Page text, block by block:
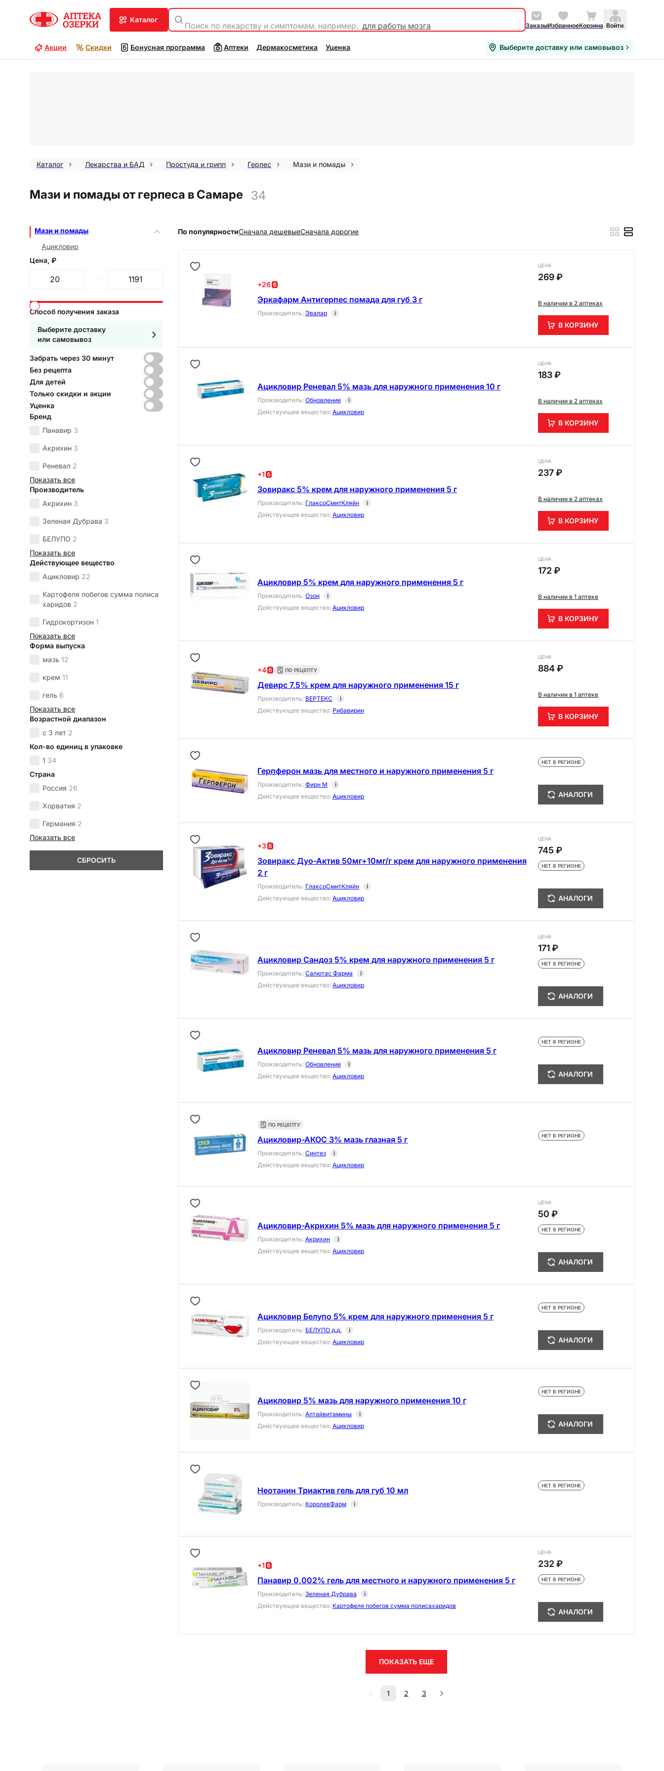
каталог
Поиск по лекарству и симптомам, например, для работы мозга ЗаказыИзбранноеКорзина Войти
Акции Скидки Бонусная программа Аптеки Дермакосметика Уценка Выберите доставку или самовывоз
Каталог Лекарства и БАД Простуда и грипп Герпес Мази и помады
Мази и помады от герпеса в Самаре 34
Мази и помады
Ацикловир
Цена, ₽
Способ получения заказа
Выберите доставку
или самовывоз
Забрать через 30 минут
Без рецепта
Для детей
Только скидки и акции
Уценка
Бренд
Панавир 3
Акрихин 3
Реневал 2
Показать все
Производитель
Акрихин 3
Зеленая Дубрава 3
БЕЛУПО 2
Показать все
Действующее вещество
Ацикловир 22
Картофеля побегов сумма полиса
харидов 2
Гидрокортизон 1
Показать все
Форма выпуска
мазь 12
крем 11
гель 6
Показать все
Возрастной диапазон
с 3 лет 2
Кол-во единиц в упаковке
1 34
Страна
Россия 26
Хорватия 2
Германия 2
Показать все
СБРОСИТЬ
По популярностиCначала дешевыеCначала дорогие
+26
Эркафарм Антигерпес помада для губ 3 г
Производитель: Эвалар i
ЦЕНА
269 ₽
В наличии в 2 аптеках
В КОРЗИНУ
Ацикловир Реневал 5% мазь для наружного применения 10 г
Производитель: Обновление
i
Действующее вещество: Ацикловир
ЦЕНА
183 ₽
В наличии в 2 аптеках
В КОРЗИНУ
+1
Зовиракс 5% крем для наружного применения 5 г
Производитель: ГлаксоСмитКляйн
i
Действующее вещество: Ацикловир
ЦЕНА
237 ₽
В наличии в 2 аптеках
В КОРЗИНУ
Ацикловир 5% крем для наружного применения 5 г
Производитель: Озон
i
Действующее вещество: Ацикловир
ЦЕНА
172 ₽
В наличии в 1 аптеке
В КОРЗИНУ
+4 ПО РЕЦЕПТУ
Девирс 7,5% крем для наружного применения 15 г
Производитель: ВЕРТЕКС
i
Действующее вещество: Рибавирин
ЦЕНА
884 ₽
В наличии в 1 аптеке
В КОРЗИНУ
Герпферон мазь для местного и наружного применения 5 г
Производитель: Фирн М
i
Действующее вещество: Ацикловир
НЕТ В РЕГИОНЕ
АНАЛОГИ
+3
Зовиракс Дуо-Актив 50мг+10мг/г крем для наружного применения
2 г
Производитель: ГлаксоСмитКляйн
i
Действующее вещество: Ацикловир
ЦЕНА
745 ₽
НЕТ В РЕГИОНЕ
АНАЛОГИ
Ацикловир Сандоз 5% крем для наружного применения 5 г
Производитель: Салютас Фарма
i
Действующее вещество: Ацикловир
ЦЕНА
171 ₽
НЕТ В РЕГИОНЕ
АНАЛОГИ
Ацикловир Реневал 5% мазь для наружного применения 5 г
Производитель: Обновление
i
Действующее вещество: Ацикловир
НЕТ В РЕГИОНЕ
АНАЛОГИ
ПО РЕЦЕПТУ
Ацикловир-АКОС 3% мазь глазная 5 г
Производитель: Синтез
i
Действующее вещество: Ацикловир
НЕТ В РЕГИОНЕ
Ацикловир-Акрихин 5% мазь для наружного применения 5 г
Производитель: Акрихин
i
Действующее вещество: Ацикловир
ЦЕНА
50 ₽
НЕТ В РЕГИОНЕ
АНАЛОГИ
Ацикловир Белупо 5% крем для наружного применения 5 г
Производитель: БЕЛУПО д.д.
i
Действующее вещество: Ацикловир
НЕТ В РЕГИОНЕ
АНАЛОГИ
Ацикловир 5% мазь для наружного применения 10 г
Производитель: Алтайвитамины
i
Действующее вещество: Ацикловир
НЕТ В РЕГИОНЕ
АНАЛОГИ
Неотанин Триактив гель для губ 10 мл
Производитель: КоролевФарм i
НЕТ В РЕГИОНЕ
+1
Панавир 0,002% гель для местного и наружного применения 5 г
Производитель: Зеленая Дубрава
i
Действующее вещество: Картофеля побегов сумма полисахаридов
ЦЕНА
232 ₽
НЕТ В РЕГИОНЕ
АНАЛОГИ
ПОКАЗАТЬ ЕЩЕ
1 2 3